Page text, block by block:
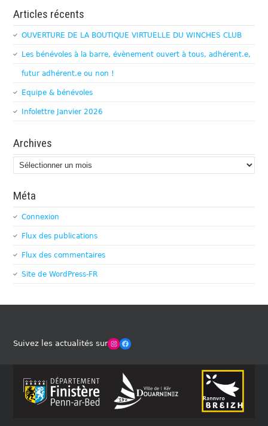
Articles récents
OUVERTURE DE LA BOUTIQUE VIRTUELLE DU WINCHES CLUB
Les bénévoles à la barre, évènement ouvert à tous, adhérent.e,
futur adhérent.e ou non !
Equipe & bénévoles
Infolettre Janvier 2026
Archives
Archives
Méta
Connexion
Flux des publications
Flux des commentaires
Site de WordPress-FR
Suivez les actualités surWinches Club OfficielFacebook